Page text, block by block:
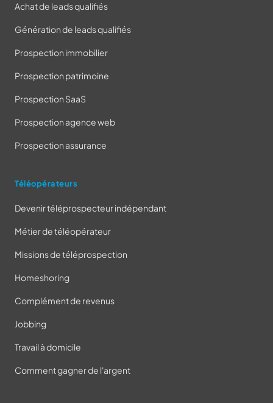
Achat de leads qualifiés
Génération de leads qualifiés
Prospection immobilier
Prospection patrimoine
Prospection SaaS
Prospection agence web
Prospection assurance
Téléopérateurs
Devenir téléprospecteur indépendant
Métier de téléopérateur
Missions de téléprospection
Homeshoring
Complément de revenus
Jobbing
Travail à domicile
Comment gagner de l'argent